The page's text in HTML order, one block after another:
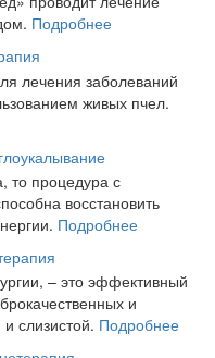
Подробнее
лечения заболеваний
живых пчел.
то процедура с
восстановить
Подробнее
– это эффективный
и
слизистой. Подробнее